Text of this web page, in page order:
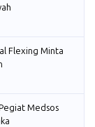
Flexing Minta
Medsos